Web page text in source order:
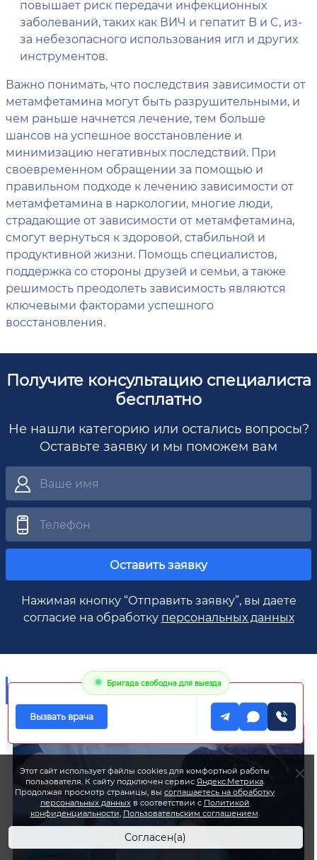
повышает риск передачи инфекционных
заболеваний, таких как ВИЧ и гепатит B и C, из-
за небезопасного использования игл и других
инструментов.
Важно понимать, что последствия зависимости от
метамфетамина могут быть разрушительными, и
чем раньше начнется лечение, тем больше
шансов на успешное восстановление и
минимизацию негативных последствий. При
своевременном обращении за помощью и
правильном подходе к лечению зависимости от
метамфетамина в наркологии, многие люди,
страдающие от зависимости от метамфетамина,
смогут вернуться к здоровой, стабильной и
продуктивной жизни. Помощь специалистов,
поддержка со стороны друзей и семьи, а также
решимость преодолеть зависимость являются
ключевыми факторами успешного
восстановления.
Получите консультацию специалиста
бесплатно
Не нашли категорию или остались вопросы?
Оставьте заявку и мы поможем вам
Оставить заявку
Нажимая кнопку “Отправить заявку”, вы даете
согласие на обработку персональных данных
Фотоклиники
Этот сайт использует файлы cookies для комфортной работы
пользователя. К сайту подключен сервис Яндекс.Метрика.
Продолжая просмотр страницы, высоглашаетесь на обработку
персональных данныхв соответствии с Политикой
конфиденциальности, Пользовательским соглашением.
Согласен(а)
Бригада свободна для выезда
Вызвать врача